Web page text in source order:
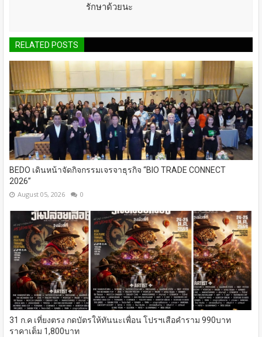
รักษาด้วยนะ
RELATED POSTS
BEDO เดินหน้าจัดกิจกรรมเจรจาธุรกิจ “BIO TRADE CONNECT
2026”
August 05, 2026 0
31 ก.ค เที่ยงตรง กดบัตรให้ทันนะเพื่อน โปรฯเสือคำราม 990บาท
ราคาเต็ม 1,800บาท